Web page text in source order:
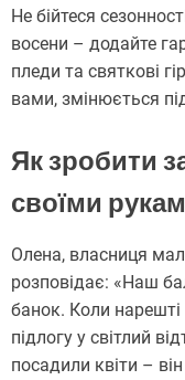
Не бійтеся
восени – додайте
пледи та святкові
вами, змінюється
Як зробити
своїми
Олена, власниця
розповідає: «Наш
банок. Коли
підлогу у світлий
посадили квіти –